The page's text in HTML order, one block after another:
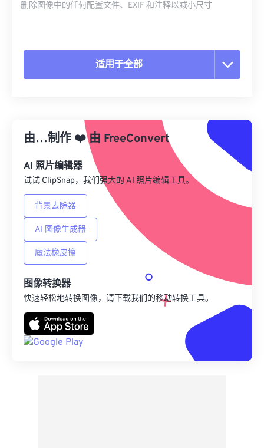
删除图像中的任何配置文件、EXIF 和注释以减小尺寸
适用于全部
从预设应用
另存为预设
由…制作 ❤️由 FreeConvert
AI 照片编辑器
试试 ClipSnap，我们强大的 AI 照片编辑工具。
背景去除器
AI 图像生成器
魔法橡皮擦
图像转换器
快速轻松地转换图像，请下载我们的移动转换工具。